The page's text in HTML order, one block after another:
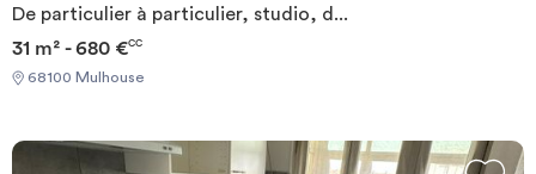
De particulier à particulier, studio, d...
31 m² - 680 €CC
68100 Mulhouse